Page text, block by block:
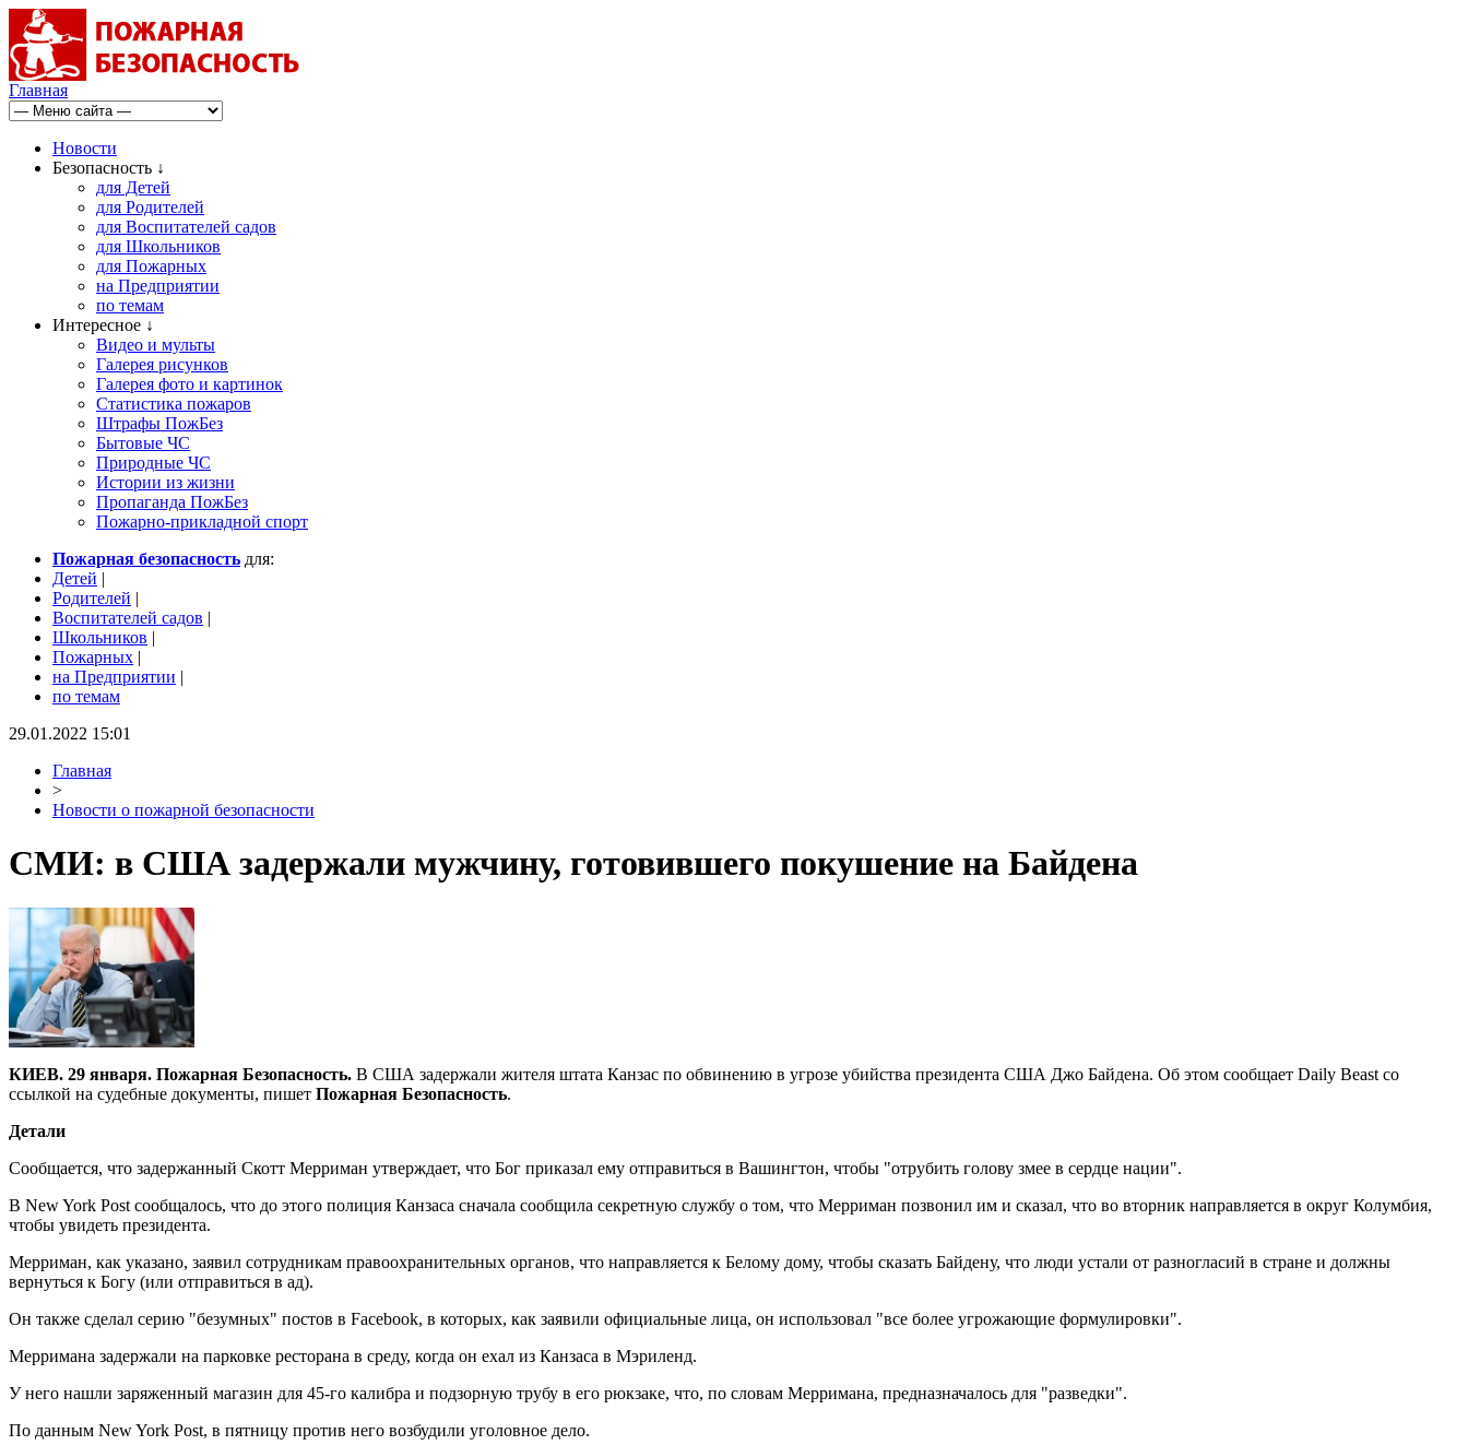
Главная
Новости
Безопасность ↓
для Детей
для Родителей
для Воспитателей садов
для Школьников
для Пожарных
на Предприятии
по темам
Интересное ↓
Видео и мульты
Галерея рисунков
Галерея фото и картинок
Статистика пожаров
Штрафы ПожБез
Бытовые ЧС
Природные ЧС
Истории из жизни
Пропаганда ПожБез
Пожарно-прикладной спорт
Пожарная безопасность для:
Детей |
Родителей |
Воспитателей садов |
Школьников |
Пожарных |
на Предприятии |
по темам
29.01.2022 15:01
Главная
>
Новости о пожарной безопасности
СМИ: в США задержали мужчину, готовившего покушение на Байдена
КИЕВ. 29 января. Пожарная Безопасность. В США задержали жителя штата Канзас по обвинению в угрозе убийства президента США Джо Байдена. Об этом сообщает Daily Beast со
ссылкой на судебные документы, пишет Пожарная Безопасность.
Детали
Сообщается, что задержанный Скотт Мерриман утверждает, что Бог приказал ему отправиться в Вашингтон, чтобы "отрубить голову змее в сердце нации".
В New York Post сообщалось, что до этого полиция Канзаса сначала сообщила секретную службу о том, что Мерриман позвонил им и сказал, что во вторник направляется в округ Колумбия,
чтобы увидеть президента.
Мерриман, как указано, заявил сотрудникам правоохранительных органов, что направляется к Белому дому, чтобы сказать Байдену, что люди устали от разногласий в стране и должны
вернуться к Богу (или отправиться в ад).
Он также сделал серию "безумных" постов в Facebook, в которых, как заявили официальные лица, он использовал "все более угрожающие формулировки".
Мерримана задержали на парковке ресторана в среду, когда он ехал из Канзаса в Мэриленд.
У него нашли заряженный магазин для 45-го калибра и подзорную трубу в его рюкзаке, что, по словам Мерримана, предназначалось для "разведки".
По данным New York Post, в пятницу против него возбудили уголовное дело.